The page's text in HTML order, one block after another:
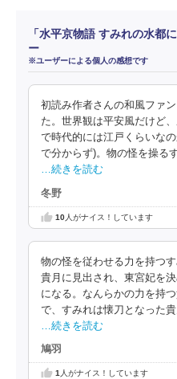
「水平京物語 すみれの水都
ー
※ユーザーによる個人の感想です
初読み作者さんの和風ファ
た。世界観は平安風だけど
で時代的には江戸くらいな
で分からず)。物の怪を操る
…続きを読む
冬野
10人がナイス！しています
物の怪を従わせる力を持つ
貴月に見出され、東宮妃を
になる。なんらかの力を持
で、すみれは懐刀となった
…続きを読む
鳩羽
1 人がナイス！しています